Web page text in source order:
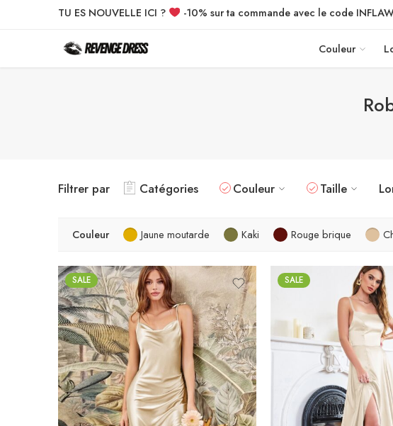
TU ES NOUVELLE ICI ? -10% sur ta commande avec le code
Couleur
Filtrer par Catégories Couleur Taille
Couleur Jaune moutarde Kaki Rouge brique
SALE SALE